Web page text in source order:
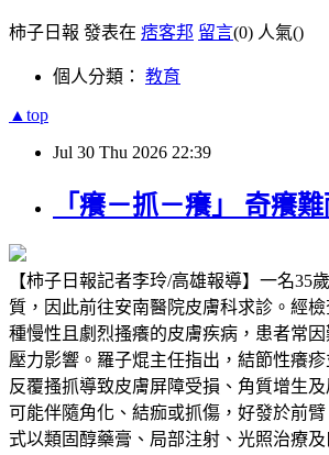
柿子日報 發表在 痞客邦 留言(0) 人氣()
個人分類： 教育
▲top
Jul 30 Thu 2026 22:39
「癢－抓－癢」 奇癢
【柿子日報記者李玲/高雄報導】一名
質，因此前往安南醫院皮膚科求診。經
種慢性且劇烈搔癢的皮膚疾病，患者常
壓力影響。羅子焜主任指出，結節性癢
反覆搔抓導致皮膚屏障受損、角質增生
可能伴隨角化、結痂或抓傷，好發於前
式以類固醇藥膏、局部注射、光照治療